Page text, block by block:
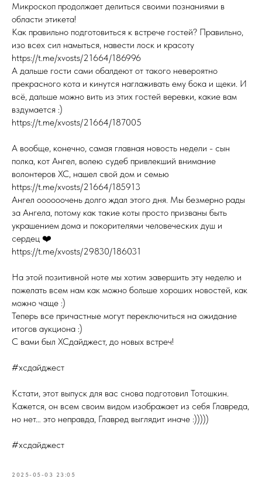
Микроскоп продолжает делиться своими познаниями в
области этикета!
Как правильно подготовиться к встрече гостей? Правильно,
изо всех сил намыться, навести лоск и красоту
https://t.me/xvosts/21664/186996
А дальше гости сами обалдеют от такого невероятно
прекрасного кота и кинутся наглаживать ему бока и щеки. И
всё, дальше можно вить из этих гостей веревки, какие вам
вздумается :)
https://t.me/xvosts/21664/187005
А вообще, конечно, самая главная новость недели - сын
полка, кот Ангел, волею судеб привлекший внимание
волонтеров ХС, нашел свой дом и семью
https://t.me/xvosts/21664/185913
Ангел оооооочень долго ждал этого дня. Мы безмерно рады
за Ангела, потому как такие коты просто призваны быть
украшением дома и покорителями человеческих душ и
сердец ❤️
https://t.me/xvosts/29830/186031
На этой позитивной ноте мы хотим завершить эту неделю и
пожелать всем нам как можно больше хороших новостей, как
можно чаще :)
Теперь все причастные могут переключиться на ожидание
итогов аукциона :)
С вами был ХСдайджест, до новых встреч!
#хсдайджест
Кстати, этот выпуск для вас снова подготовил Тотошкин.
Кажется, он всем своим видом изображает из себя Главреда,
но нет… это неправда, Главред выглядит иначе :)))))
#хсдайджест
2025-05-03 23:05